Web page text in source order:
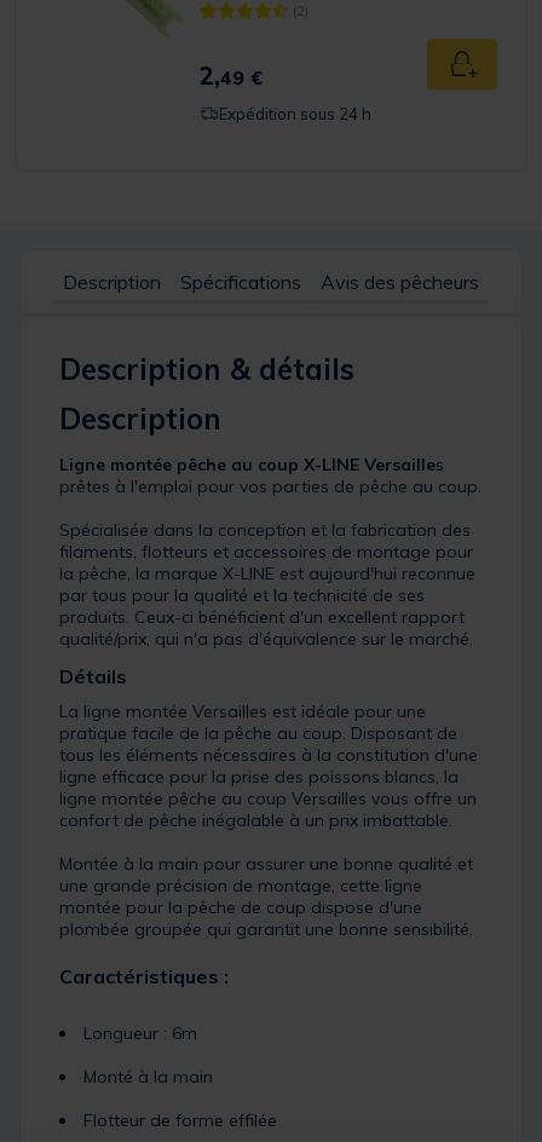
[object Object] out of 5 Customer Rating
(2)
2,49 € Ajouter
Expédition sous 24 h
Description Spécifications Avis des pêcheurs
Description & détails
Description
Ligne montée pêche au coup X-LINE Versailles
prêtes à l'emploi pour vos parties de pêche au coup.
Spécialisée dans la conception et la fabrication des
filaments, flotteurs et accessoires de montage pour
la pêche, la marque X-LINE est aujourd'hui reconnue
par tous pour la qualité et la technicité de ses
produits. Ceux-ci bénéficient d'un excellent rapport
qualité/prix, qui n'a pas d'équivalence sur le marché.
Détails
La ligne montée Versailles est idéale pour une
pratique facile de la pêche au coup. Disposant de
tous les éléments nécessaires à la constitution d'une
ligne efficace pour la prise des poissons blancs, la
ligne montée pêche au coup Versailles vous offre un
confort de pêche inégalable à un prix imbattable.
Montée à la main pour assurer une bonne qualité et
une grande précision de montage, cette ligne
montée pour la pêche de coup dispose d'une
plombée groupée qui garantit une bonne sensibilité.
Caractéristiques :
Longueur : 6m
Monté à la main
Flotteur de forme effilée